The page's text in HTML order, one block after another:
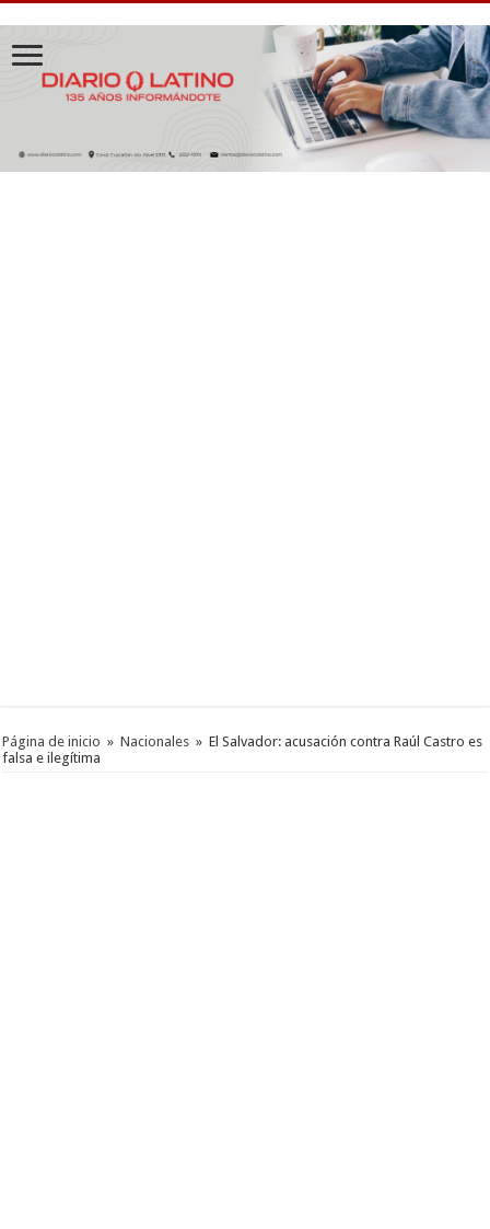
Página de inicio » Nacionales » El Salvador: acusación contra Raúl Castro es
falsa e ilegítima